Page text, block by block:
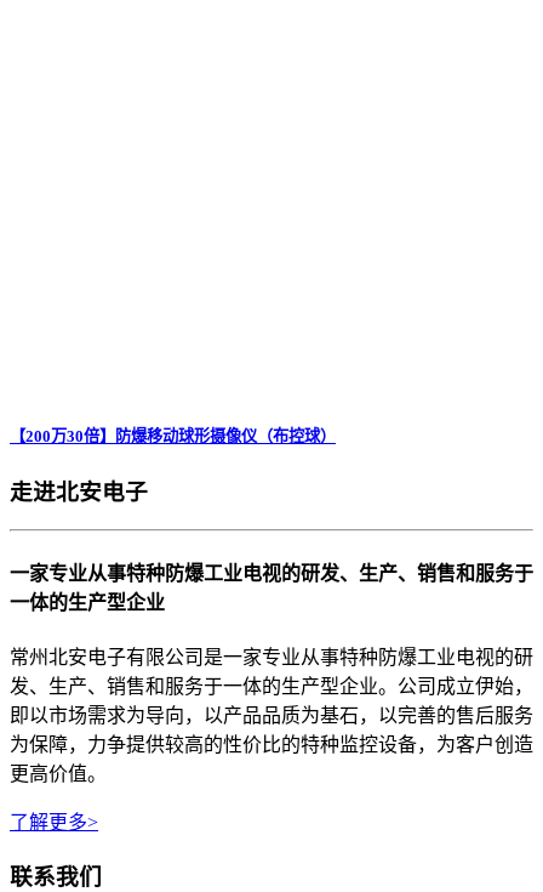
【200万30倍】防爆移动球形摄像仪（布控球）
走进北安电子
一家专业从事特种防爆工业电视的研发、生产、销售和服务于
一体的生产型企业
常州北安电子有限公司是一家专业从事特种防爆工业电视的研
发、生产、销售和服务于一体的生产型企业。公司成立伊始，
即以市场需求为导向，以产品品质为基石，以完善的售后服务
为保障，力争提供较高的性价比的特种监控设备，为客户创造
更高价值。
了解更多>
联系我们